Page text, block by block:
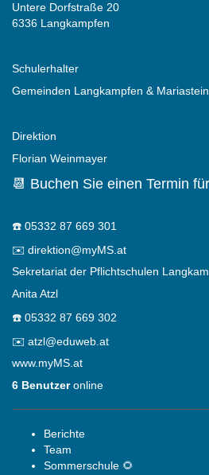
Untere Dorfstraße 20
6336 Langkampfen
Schulerhalter
Gemeinden Langkampfen & Mariastein
Direktion
Florian Weinmayer
📆 Buchen Sie einen Termin
☎️ 05332 87 669 301
✉️ direktion@myMS.at
Sekretariat der Pflichtschulen
Anita Atzl
☎️ 05332 87 669 302
✉️ atzl@eduweb.at
www.myMS.at
6 Benutzeronline
Berichte
Team
Sommerschule 🌻